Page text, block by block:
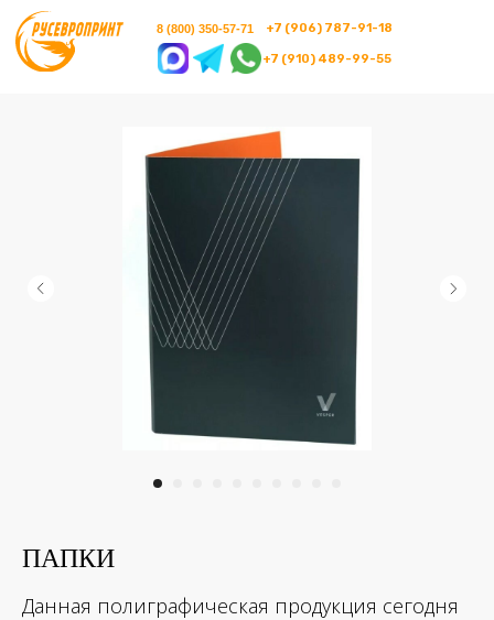
+7 (910) 489-99-55
8 (800) 350-57-71
ПАПКИ
Данная полиграфическая продукция сегодня